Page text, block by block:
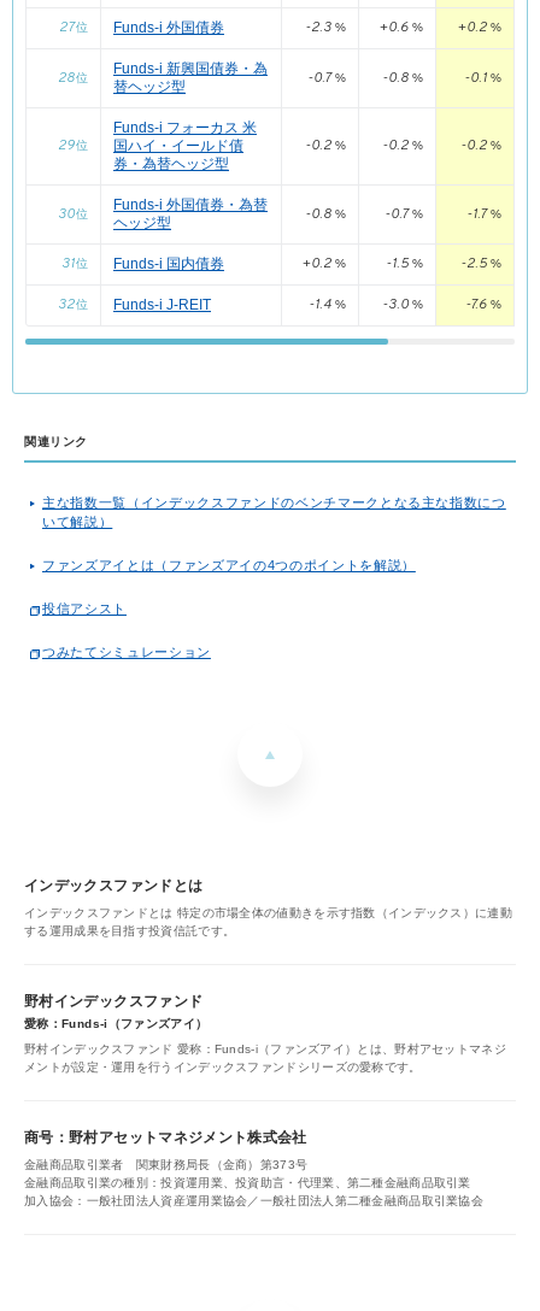
27位 Funds-i 外国債券 -2.3 % +0.6 % +0.2 %
28位
Funds-i 新興国債券・為
替ヘッジ型
-0.7 % -0.8 % -0.1 %
29位
Funds-i フォーカス 米
国ハイ・イールド債
券・為替ヘッジ型
-0.2 % -0.2 % -0.2 %
30位
Funds-i 外国債券・為替
ヘッジ型
-0.8 % -0.7 % -1.7 %
31位 Funds-i 国内債券 +0.2 % -1.5 % -2.5 %
32位 Funds-i J-REIT -1.4 % -3.0 % -7.6 %
関連リンク
主な指数一覧（インデックスファンドのベンチマークとなる主な指数につ
いて解説）
ファンズアイとは（ファンズアイの4つのポイントを解説）
投信アシスト
つみたてシミュレーション
インデックスファンドとは
インデックスファンドとは 特定の市場全体の値動きを示す指数（インデックス）に連動
する運用成果を目指す投資信託です。
野村インデックスファンド
愛称：Funds-i（ファンズアイ）
野村インデックスファンド 愛称：Funds-i（ファンズアイ）とは、野村アセットマネジ
メントが設定・運用を行うインデックスファンドシリーズの愛称です。
商号：野村アセットマネジメント株式会社
金融商品取引業者 関東財務局長（金商）第373号
金融商品取引業の種別：投資運用業、投資助言・代理業、第二種金融商品取引業
加入協会：一般社団法人資産運用業協会／一般社団法人第二種金融商品取引業協会